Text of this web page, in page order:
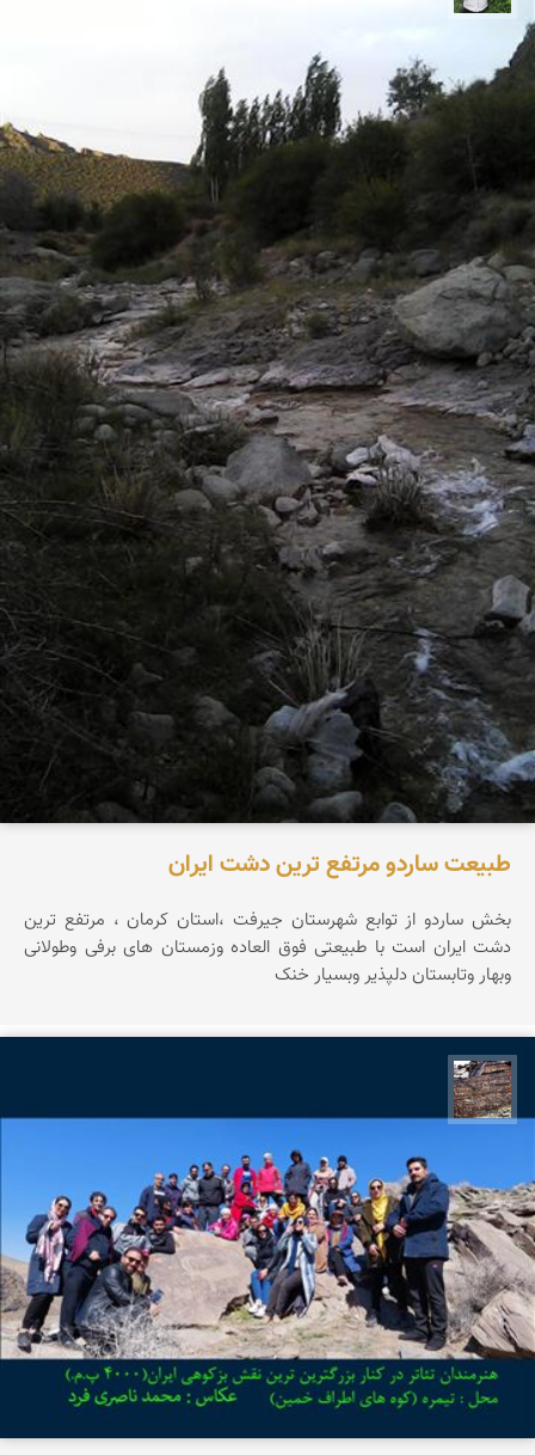
طبیعت ساردو مرتفع ترین دشت ایران
بخش ساردو از توابع شهرستان جیرفت ،استان کرمان ، مرتفع ترین
دشت ایران است با طبیعتی فوق العاده وزمستان های برفی وطولانی
وبهار وتابستان دلپذیر وبسیار خنک